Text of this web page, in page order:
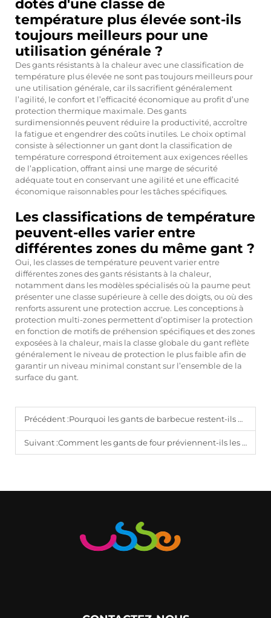
dotés d'une classe de
température plus élevée sont-ils
toujours meilleurs pour une
utilisation générale ?
Des gants résistants à la chaleur avec une classification de
température plus élevée ne sont pas toujours meilleurs pour
une utilisation générale, car ils sacrifient généralement
l’agilité, le confort et l’efficacité économique au profit d’une
protection thermique maximale. Des gants
surdimensionnés peuvent réduire la productivité, accroître
la fatigue et engendrer des coûts inutiles. Le choix optimal
consiste à sélectionner un gant dont la classification de
température correspond étroitement aux exigences réelles
de l’application, offrant ainsi une marge de sécurité
adéquate tout en conservant une agilité et une efficacité
économique raisonnables pour les tâches spécifiques.
Les classifications de température
peuvent-elles varier entre
différentes zones du même gant ?
Oui, les classes de température peuvent varier entre
différentes zones des gants résistants à la chaleur,
notamment dans les modèles spécialisés où la paume peut
présenter une classe supérieure à celle des doigts, ou où des
renforts assurent une protection accrue. Les conceptions à
protection multi-zones permettent d’optimiser la protection
en fonction de motifs de préhension spécifiques et des zones
exposées à la chaleur, mais la classe globale du gant reflète
généralement le niveau de protection le plus faible afin de
garantir un niveau minimal constant sur l’ensemble de la
surface du gant.
Précédent :Pourquoi les gants de barbecue restent-ils populaires en cuisine domestique et extérieure ?
Suivant :Comment les gants de four préviennent-ils les brûlures lors des tâches quotidiennes de pâtisserie domestique ?